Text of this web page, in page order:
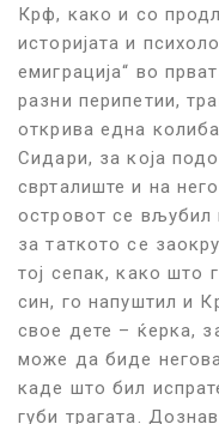
Крф, како и со
историјата и
емиграција“ во
разни перипетии,
открива една
Сидари, за која
сврталиште и на
островот се вљубил
за таткото се
тој сепак, како што
син, го напуштил и
свое дете – ќерка,
може да биде
каде што бил
губи трагата.